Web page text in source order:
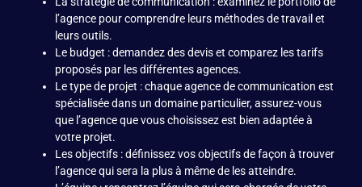
l’agence pour comprendre leurs méthodes de travail et
leurs outils.
Le budget : demandez des devis et comparez les tarifs
proposés par les différentes agences.
Le type de projet : chaque agence de communication est
spécialisée dans un domaine particulier, assurez-vous
que l’agence que vous choisissez est bien adaptée à
votre projet.
Les objectifs : définissez vos objectifs de façon à trouver
l’agence qui sera la plus à même de les atteindre.